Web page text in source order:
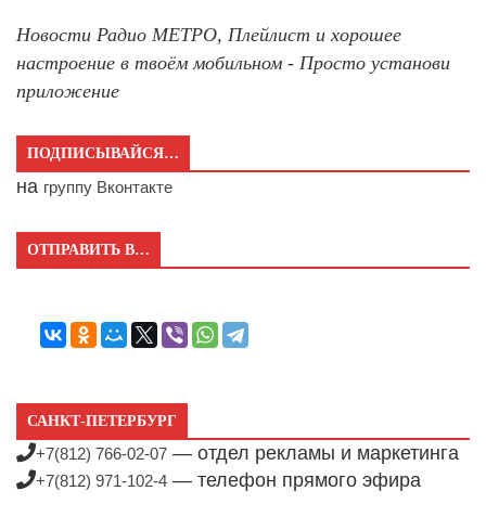
Новости Радио МЕТРО, Плейлист и хорошее
настроение в твоём мобильном - Просто установи
приложение
ПОДПИСЫВАЙСЯ…
на группу Вконтакте
ОТПРАВИТЬ В…
САНКТ-ПЕТЕРБУРГ
+7(812) 766-02-07 — отдел рекламы и маркетинга
+7(812) 971-102-4 — телефон прямого эфира